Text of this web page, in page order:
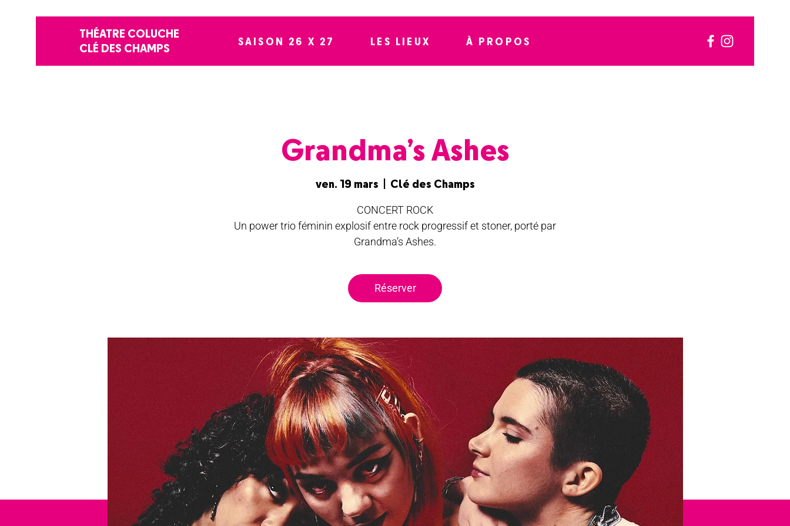
THÉATRE COLUCHE
CLÉ DES CHAMPS
SAISON 26 X 27 LES LIEUX À PROPOS
Grandma’s Ashes
ven. 19 mars Clé des Champs
CONCERT ROCK
Un power trio féminin explosif entre rock progressif et stoner, porté par
Grandma’s Ashes.
Réserver